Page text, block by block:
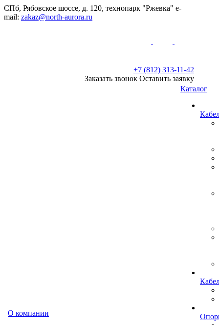
СПб, Рябовское шоссе, д. 120, технопарк "Ржевка" e-
mail: zakaz@north-aurora.ru
+7 (812) 313-11-42
Заказать звонок Оставить заявку
О компании
Каталог